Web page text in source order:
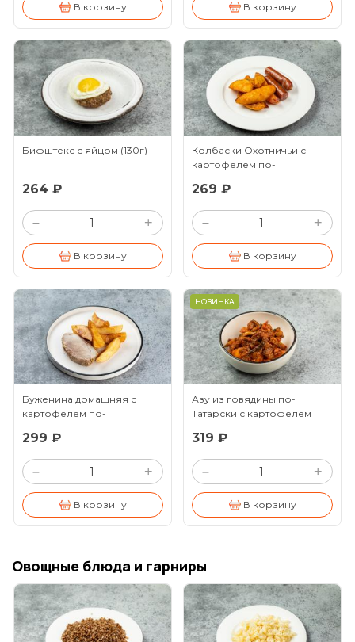
В корзину В корзину
Бифштекс с яйцом (130г)
264 ₽
– +
В корзину
Колбаски Охотничьи с
картофелем по-
269 ₽
– +
В корзину
Буженина домашняя с
картофелем по-
299 ₽
– +
В корзину
НОВИНКА
Азу из говядины по-
Татарски с картофелем
319 ₽
– +
В корзину
Овощные блюда и гарниры